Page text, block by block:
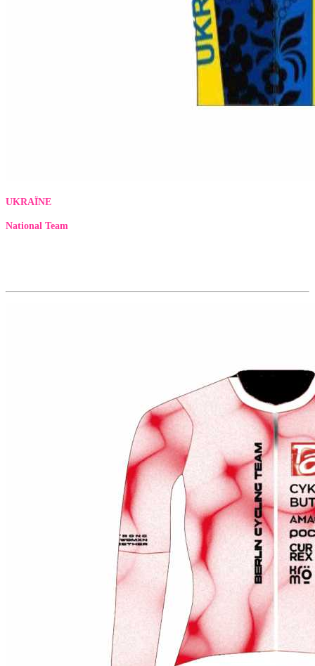
UKRAÏNE
National Team